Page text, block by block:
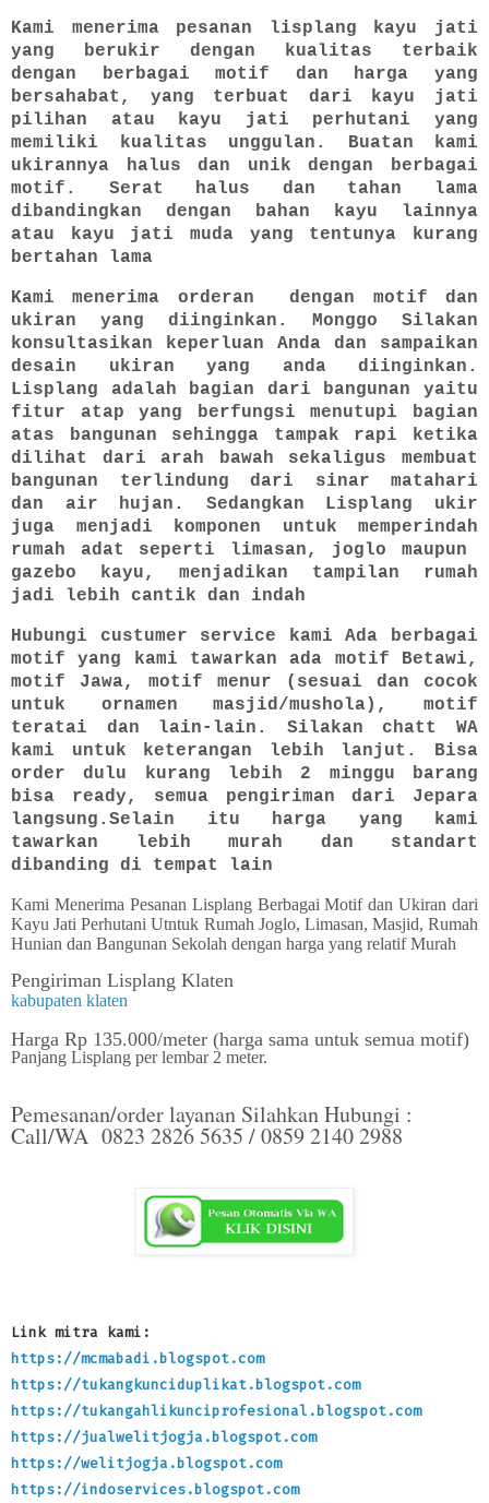
Kami menerima pesanan lisplang kayu jati
yang berukir dengan kualitas terbaik
dengan berbagai motif dan harga yang
bersahabat, yang terbuat dari kayu jati
pilihan atau kayu jati perhutani yang
memiliki kualitas unggulan. Buatan kami
ukirannya halus dan unik dengan berbagai
motif. Serat halus dan tahan lama
dibandingkan dengan bahan kayu lainnya
atau kayu jati muda yang tentunya kurang
bertahan lama
Kami menerima orderan dengan motif dan
ukiran yang diinginkan. Monggo Silakan
konsultasikan keperluan Anda dan sampaikan
desain ukiran yang anda diinginkan.
Lisplang adalah bagian dari bangunan yaitu
fitur atap yang berfungsi menutupi bagian
atas bangunan sehingga tampak rapi ketika
dilihat dari arah bawah sekaligus membuat
bangunan terlindung dari sinar matahari
dan air hujan. Sedangkan Lisplang ukir
juga menjadi komponen untuk memperindah
rumah adat seperti limasan, joglo maupun
gazebo kayu, menjadikan tampilan rumah
jadi lebih cantik dan indah
Hubungi custumer service kami Ada berbagai
motif yang kami tawarkan ada motif Betawi,
motif Jawa, motif menur (sesuai dan cocok
untuk ornamen masjid/mushola), motif
teratai dan lain-lain. Silakan chatt WA
kami untuk keterangan lebih lanjut. Bisa
order dulu kurang lebih 2 minggu barang
bisa ready, semua pengiriman dari Jepara
langsung.Selain itu harga yang kami
tawarkan lebih murah dan standart
dibanding di tempat lain
Kami Menerima Pesanan Lisplang Berbagai Motif dan Ukiran dari
Kayu Jati Perhutani Utntuk Rumah Joglo, Limasan, Masjid, Rumah
Hunian dan Bangunan Sekolah dengan harga yang relatif Murah
Pengiriman Lisplang Klaten
kabupaten klaten
Harga Rp 135.000/meter (harga sama untuk semua motif)
Panjang Lisplang per lembar 2 meter.
Pemesanan/order layanan Silahkan Hubungi :
Call/WA 0823 2826 5635 / 0859 2140 2988
Link mitra kami:
https://mcmabadi.blogspot.com
https://tukangkunciduplikat.blogspot.com
https://tukangahlikunciprofesional.blogspot.com
https://jualwelitjogja.blogspot.com
https://welitjogja.blogspot.com
https://indoservices.blogspot.com